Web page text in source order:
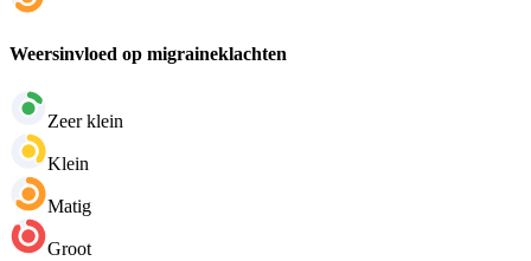
Weersinvloed op migraineklachten
Zeer klein
Klein
Matig
Groot